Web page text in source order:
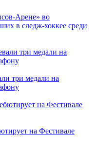
Арене» во
в следж-хоккее среди
три медали на
на Фестивале